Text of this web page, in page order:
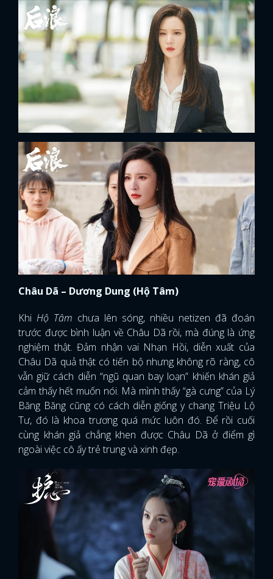
Châu Dã – Dương Dung (Hộ Tâm)
Khi Hộ Tâm chưa lên sóng, nhiều netizen đã đoán
trước được bình luận về Châu Dã rồi, mà đúng là ứng
nghiệm thật. Đảm nhận vai Nhạn Hồi, diễn xuất của
Châu Dã quả thật có tiến bộ nhưng không rõ ràng, cô
vẫn giữ cách diễn “ngũ quan bay loạn” khiến khán giả
cảm thấy hết muốn nói. Mà mình thấy “gà cưng” của Lý
Băng Băng cũng có cách diễn giống y chang Triệu Lộ
Tư, đó là khoa trương quá mức luôn đó. Để rồi cuối
cùng khán giả chẳng khen được Châu Dã ở điểm gì
ngoài việc cô ấy trẻ trung và xinh đẹp.